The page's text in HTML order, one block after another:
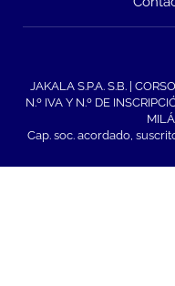
JAKALA S.P.A. S.B. |
N.º IVA Y N.º DE
Cap. soc. acordado,